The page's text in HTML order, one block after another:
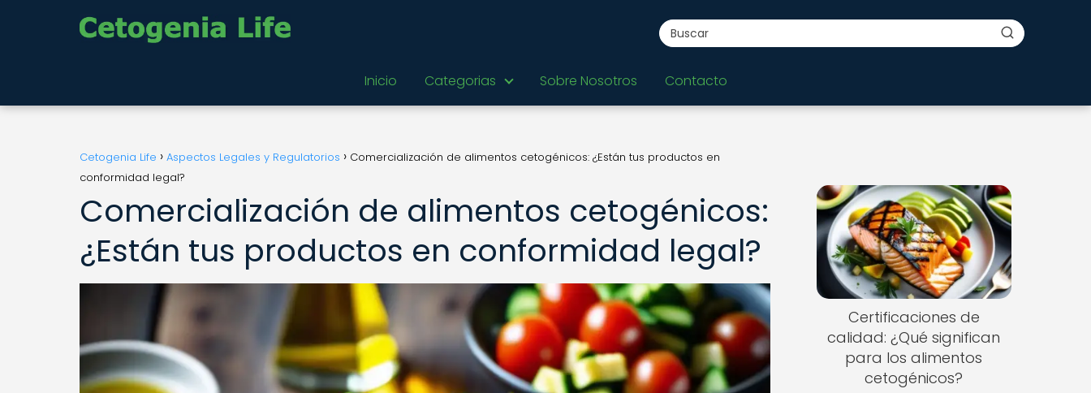
Inicio Categorias Sobre Nosotros Contacto
Cetogenia Life Aspectos Legales y Regulatorios
Comercialización de alimentos cetogénicos: ¿Están tus productos en
conformidad legal?
Comercialización de alimentos cetogénicos:
¿Están tus productos en conformidad legal?
Certificaciones de
calidad: ¿Qué significan
para los alimentos
cetogénicos?